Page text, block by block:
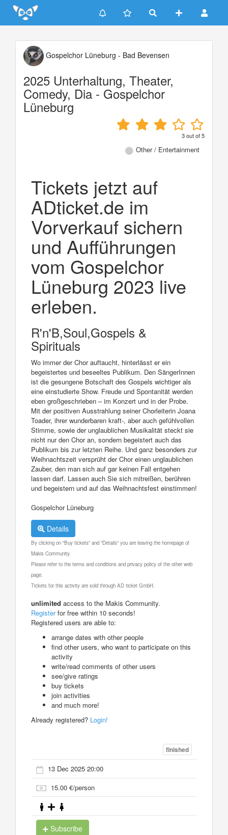
Update cookies preferences
Gospelchor Lüneburg - Bad Bevensen
2025 Unterhaltung, Theater,
Comedy, Dia - Gospelchor
Lüneburg
3out of5
Other / Entertainment
Tickets jetzt auf
ADticket.de im
Vorverkauf sichern
und Aufführungen
vom Gospelchor
Lüneburg 2023 live
erleben.
R'n'B,Soul,Gospels &
Spirituals
Wo immer der Chor auftaucht, hinterlässt er ein
begeistertes und beseeltes Publikum. Den SängerInnen
ist die gesungene Botschaft des Gospels wichtiger als
eine einstudierte Show. Freude und Spontanität werden
eben großgeschrieben – im Konzert und in der Probe.
Mit der positiven Ausstrahlung seiner Chorleiterin Joana
Toader, ihrer wunderbaren kraft-, aber auch gefühlvollen
Stimme, sowie der unglaublichen Musikalität steckt sie
nicht nur den Chor an, sondern begeistert auch das
Publikum bis zur letzten Reihe. Und ganz besonders zur
Weihnachtszeit versprüht der Chor einen unglaublichen
Zauber, den man sich auf gar keinen Fall entgehen
lassen darf. Lassen auch Sie sich mitreißen, berühren
und begeistern und auf das Weihnachtsfest einstimmen!
Gospelchor Lüneburg
Details
By clicking on "Buy tickets" and "Details" you are leaving the homepage of
Makis Community.
Please refer to the terms and conditions and privacy policy of the other web
page.
Tickets for this activity are sold through AD ticket GmbH.
unlimited access to the Makis Community.
Registerfor free within 10 seconds!
Registered users are able to:
arrange dates with other people
find other users, who want to participate on this
activity
write/read comments of other users
see/give ratings
buy tickets
join activities
and much more!
Already registered? Login!
finished
13 Dec 2025 20:00
15.00 €/person
Subscribe